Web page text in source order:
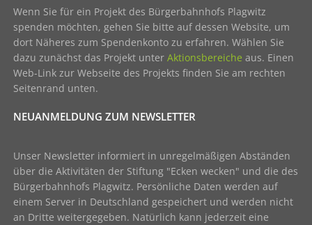
Wenn Sie für ein Projekt des Bürgerbahnhofs Plagwitz
spenden möchten, gehen Sie bitte auf dessen Website, um
dort Näheres zum Spendenkonto zu erfahren. Wählen Sie
dazu zunächst das Projekt unterAktionsbereiche aus. Einen
Web-Link zur Webseite des Projekts finden Sie am rechten
Seitenrand unten.
NEUANMELDUNG ZUM NEWSLETTER
Unser Newsletter informiert in unregelmäßigen Abständen
über die Aktivitäten der Stiftung "Ecken wecken" und die des
Bürgerbahnhofs Plagwitz. Persönliche Daten werden auf
einem Server in Deutschland gespeichert und werden nicht
an Dritte weitergegeben. Natürlich kann jederzeit eine